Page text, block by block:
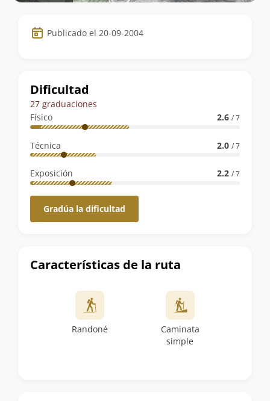
Datos
de
ruta
Publicado el 20-09-2004
Dificultad
27 graduaciones
Físico
2.6 / 7
Técnica 2.0 / 7
Exposición 2.2 / 7
Gradúa la dificultad
Características de la ruta
Randoné
Caminata
simple